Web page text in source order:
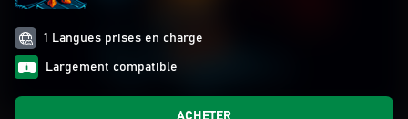
1 Langues prises en charge
Largement compatible
ACHETER